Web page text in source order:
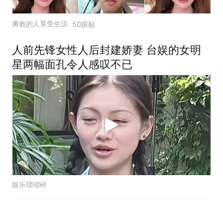
勇敢的人享受生活 50跟贴
人前先锋女性人后封建娇妻 台娱的女明
星两幅面孔令人感叹不已
娱乐琐琐碎